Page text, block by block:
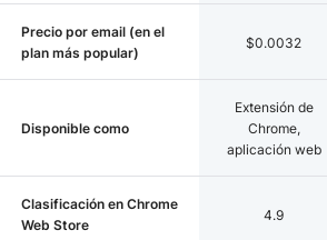
Precio por email (en el
plan más popular)
$0.0032
Disponible como
Extensión de
Chrome,
aplicación web
Clasificación en Chrome
Web Store
4.9